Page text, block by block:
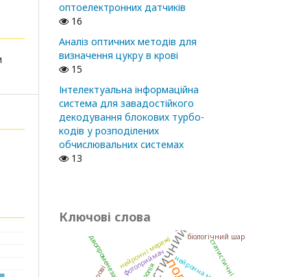
оптоелектронних датчиків
16
Аналіз оптичних методів для
визначення цукру в крові
15
Інтелектуальна інформаційна
система для завадостійкого
декодування блокових турбо-
кодів у розподілених
обчислювальних системах
13
Ключові слова
фотоприймач
біологічний шар
нейронні мережі